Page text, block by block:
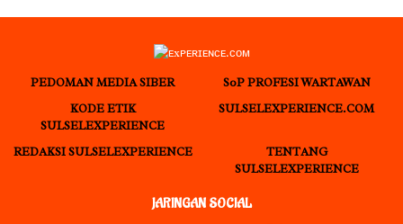
PEDOMAN MEDIA SIBER
S0P PROFESI WARTAWAN
KODE ETIK
SULSELEXPERIENCE
SULSELEXPERIENCE.COM
REDAKSI SULSELEXPERIENCE
TENTANG
SULSELEXPERIENCE
JARINGAN SOCIAL